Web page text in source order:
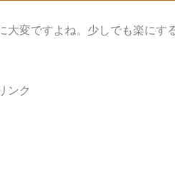
変ですよね。少しでも楽にす
ンク